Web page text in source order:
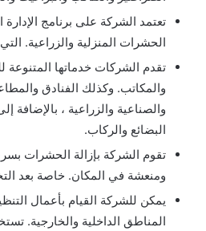
تعتمد الشركة على برنامج
الحشرات المنزلية والزراعية.
تقدم الشركات خدماتها المتنوعة
والمكاتب. وكذلك الفنادق
والصناعية والزراعية ، بالإضافة
البضائع والركاب.
تقوم الشركة بإزالة الحشرات
ومنعشة في المكان. خاصة بعد
يمكن للشركة القيام بأعمال
المناطق الداخلية والخارجية.